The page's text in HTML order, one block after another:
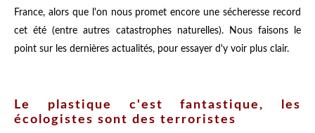
France, alors que l'on nous promet encore une sécheresse record
cet été (entre autres catastrophes naturelles). Nous faisons le
point sur les dernières actualités, pour essayer d'y voir plus clair.
Le plastique c'est fantastique, les
écologistes sont des terroristes